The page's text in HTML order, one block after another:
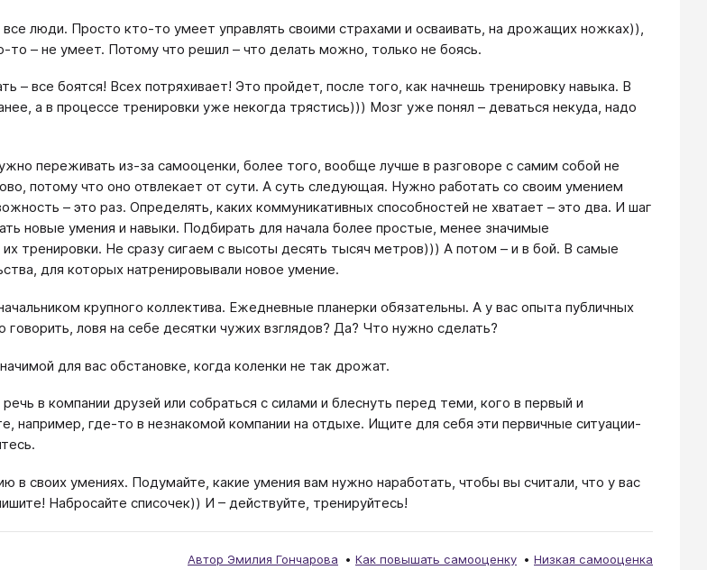
люди. Просто кто-то умеет управлять своими страхами и осваивать, на дрожащих ножках)),
то – не умеет. Потому что решил – что делать можно, только не боясь.
– все боятся! Всех потряхивает! Это пройдет, после того, как начнешь тренировку навыка. В
а в процессе тренировки уже некогда трястись))) Мозг уже понял – деваться некуда, надо
переживать из-за самооценки, более того, вообще лучше в разговоре с самим собой не
потому что оно отвлекает от сути. А суть следующая. Нужно работать со своим умением
– это раз. Определять, каких коммуникативных способностей не хватает – это два. И шаг
новые умения и навыки. Подбирать для начала более простые, менее значимые
их тренировки. Не сразу сигаем с высоты десять тысяч метров))) А потом – и в бой. В самые
для которых натренировывали новое умение.
крупного коллектива. Ежедневные планерки обязательны. А у вас опыта публичных
говорить, ловя на себе десятки чужих взглядов? Да? Что нужно сделать?
для вас обстановке, когда коленки не так дрожат.
в компании друзей или собраться с силами и блеснуть перед теми, кого в первый и
например, где-то в незнакомой компании на отдыхе. Ищите для себя эти первичные ситуации-
в своих умениях. Подумайте, какие умения вам нужно наработать, чтобы вы считали, что у вас
Набросайте списочек)) И – действуйте, тренируйтесь!
Автор Эмилия Гончарова Как повышать самооценку Низкая самооценка